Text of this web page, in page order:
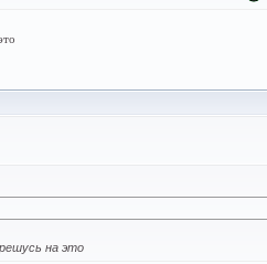
на это